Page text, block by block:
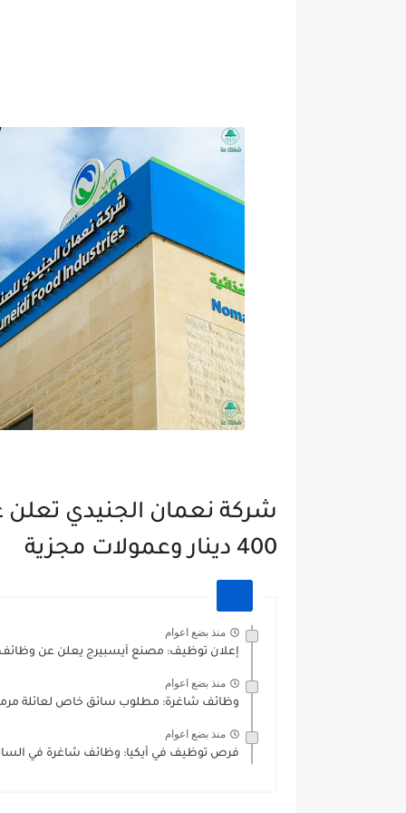
شركة نعمان الجنيدي
400 دينار وعمولات مجزية
منذ بضع اعوام
إعلان توظيف: مصنع آيسبيرج يعلن عن
منذ بضع اعوام
وظائف شاغرة: مطلوب سائق خاص لعائلة
منذ بضع اعوام
فرص توظيف في أيكيا: وظائف شاغرة في